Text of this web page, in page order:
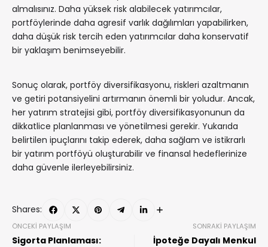
almalısınız. Daha yüksek risk alabilecek yatırımcılar,
portföylerinde daha agresif varlık dağılımları yapabilirken,
daha düşük risk tercih eden yatırımcılar daha konservatif
bir yaklaşım benimseyebilir.
Sonuç olarak, portföy diversifikasyonu, riskleri azaltmanın
ve getiri potansiyelini artırmanın önemli bir yoludur. Ancak,
her yatırım stratejisi gibi, portföy diversifikasyonunun da
dikkatlice planlanması ve yönetilmesi gerekir. Yukarıda
belirtilen ipuçlarını takip ederek, daha sağlam ve istikrarlı
bir yatırım portföyü oluşturabilir ve finansal hedeflerinize
daha güvenle ilerleyebilirsiniz.
Shares:
ÖNCEKI PAYLAŞIM
Sigorta Planlaması:
SONRAKI PAYLAŞIM
İpoteğe Dayalı Menkul